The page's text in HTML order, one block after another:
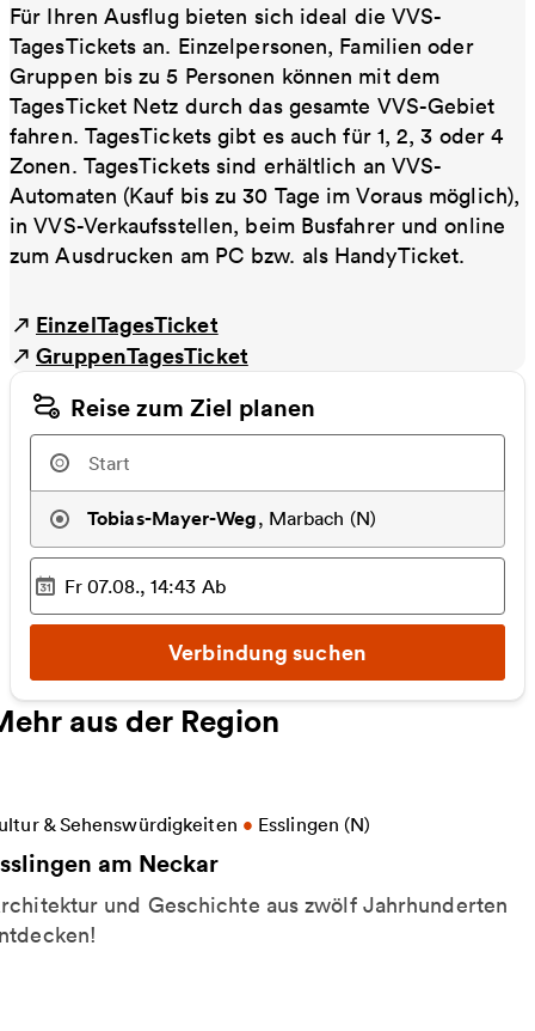
Für Ihren Ausflug bieten sich ideal die VVS-
TagesTickets an. Einzelpersonen, Familien oder
Gruppen bis zu 5 Personen können mit dem
TagesTicket Netz durch das gesamte VVS-Gebiet
fahren. TagesTickets gibt es auch für 1, 2, 3 oder 4
Zonen. TagesTickets sind erhältlich an VVS-
Automaten (Kauf bis zu 30 Tage im Voraus möglich),
in VVS-Verkaufsstellen, beim Busfahrer und online
zum Ausdrucken am PC bzw. als HandyTicket.
EinzelTagesTicket
GruppenTagesTicket
Reise zum Ziel planen
Tobias-Mayer-Weg, Marbach (N)
Ausgewählter Zeitpunkt
Fr 07.08., 14:43 Ab
Verbindung suchen
aus der Region
& Sehenswürdigkeiten • Esslingen (N)
am Neckar
und Geschichte aus zwölf Jahrhunderten
Informationen zu Esslingen am Neckar